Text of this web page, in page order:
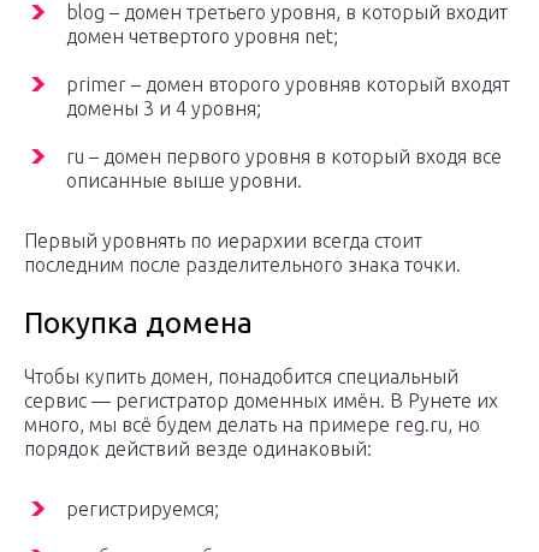
blog – домен третьего уровня, в который входит
домен четвертого уровня net;
primer – домен второго уровняв который входят
домены 3 и 4 уровня;
ru – домен первого уровня в который входя все
описанные выше уровни.
Первый уровнять по иерархии всегда стоит
последним после разделительного знака точки.
Покупка домена
Чтобы купить домен, понадобится специальный
сервис — регистратор доменных имён. В Рунете их
много, мы всё будем делать на примере reg.ru, но
порядок действий везде одинаковый:
регистрируемся;